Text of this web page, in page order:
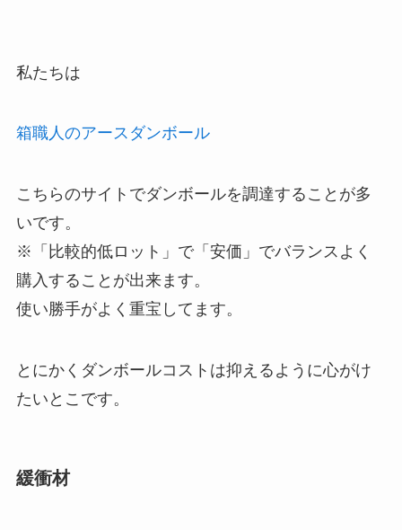
私たちは
箱職人のアースダンボール
こちらのサイトでダンボールを調達することが多
いです。
※「比較的低ロット」で「安価」でバランスよく
購入することが出来ます。
使い勝手がよく重宝してます。
とにかくダンボールコストは抑えるように心がけ
たいとこです。
緩衝材